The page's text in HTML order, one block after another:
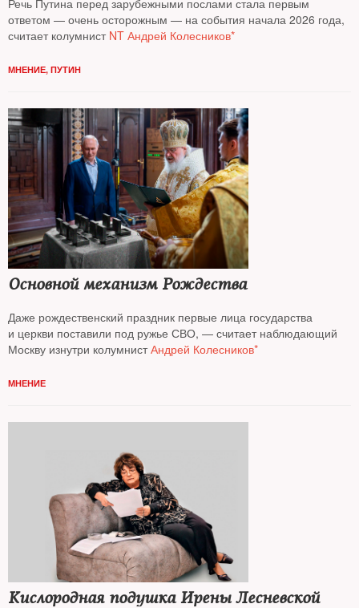
Речь Путина перед зарубежными послами стала первым
ответом — очень осторожным — на события начала 2026 года,
считает колумнист NT Андрей Колесников*
МНЕНИЕ, ПУТИН
Основной механизм Рождества
Даже рождественский праздник первые лица государства
и церкви поставили под ружье СВО, — считает наблюдающий
Москву изнутри колумнистАндрей Колесников*
МНЕНИЕ
Кислородная подушка Ирены Лесневской